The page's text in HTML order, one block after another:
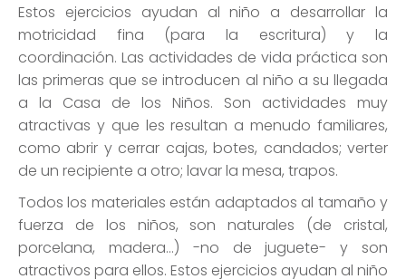
Estos ejercicios ayudan al niño a desarrollar la
motricidad fina (para la escritura) y la
coordinación. Las actividades de vida práctica son
las primeras que se introducen al niño a su llegada
a la Casa de los Niños. Son actividades muy
atractivas y que les resultan a menudo familiares,
como abrir y cerrar cajas, botes, candados; verter
de un recipiente a otro; lavar la mesa, trapos.
Todos los materiales están adaptados al tamaño y
fuerza de los niños, son naturales (de cristal,
porcelana, madera…) -no de juguete- y son
atractivos para ellos. Estos ejercicios ayudan al niño